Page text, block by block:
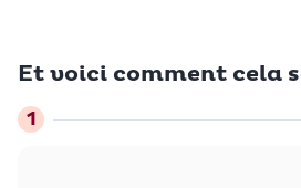
Et voici comment cela